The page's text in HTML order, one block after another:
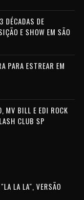
DÉCADAS DE
E SHOW EM SÃO
PARA ESTREAR EM
MV BILL E EDI ROCK
CLUB SP
LA LA", VERSÃO